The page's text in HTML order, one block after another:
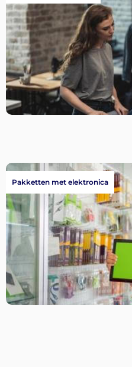
Pakketten met elektronica